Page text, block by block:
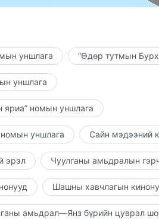
бүр ч их зэвүүцдэг.
шүүлтийг дуртайяа хүлээн
үхэхийг би хүсэхгүй.
үед л зүрх сэтгэл минь
хүч чадал өгдөг.
уншлага “Өдөр тутмын
уншлага
яриа” номын уншлага
номын уншлага Сайн мэдээний
эрэл Чуулганы амьдралын
Шашны хавчлагын
амьдрал—Янз бүрийн цуврал